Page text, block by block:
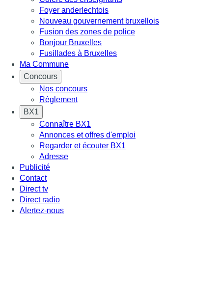
Foyer anderlechtois
Nouveau gouvernement bruxellois
Fusion des zones de police
Bonjour Bruxelles
Fusillades à Bruxelles
Ma Commune
Concours
Nos concours
Règlement
BX1
Connaître BX1
Annonces et offres d'emploi
Regarder et écouter BX1
Adresse
Publicité
Contact
Direct tv
Direct radio
Alertez-nous